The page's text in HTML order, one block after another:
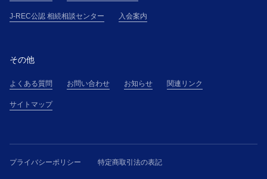
J-REC公認 相続相談センター 入会案内
その他
よくある質問 お問い合わせ お知らせ 関連リンク
サイトマップ
プライバシーポリシー 特定商取引法の表記